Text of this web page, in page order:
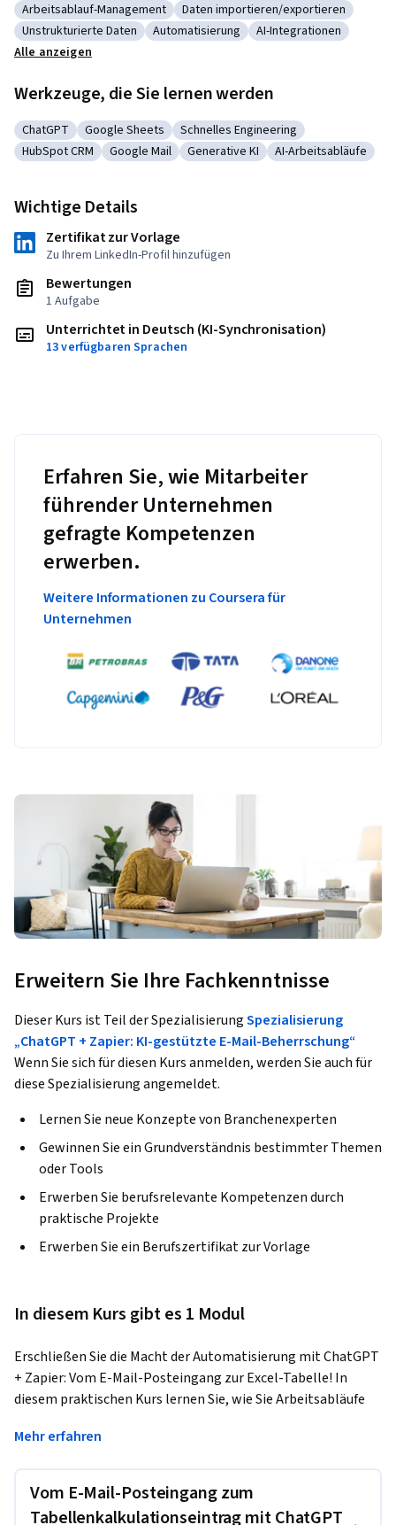
Kategorie: Arbeitsablauf-Management
Arbeitsablauf-Management Kategorie: Daten importieren/
Daten importieren/exportieren
Kategorie: Unstrukturierte Daten
Unstrukturierte Daten Kategorie: Automatisierung
Automatisierung Kategorie: AI-
AI-Integrationen
Alle anzeigen
Werkzeuge, die Sie lernen werden
Kategorie: ChatGPT
ChatGPT Kategorie: Google Sheets
Google Sheets Kategorie: Schnelles Engineering
Schnelles Engineering
Kategorie: HubSpot CRM
HubSpot CRM Kategorie: Google Mail
Google Mail Kategorie: Generative KI
Generative KI Kategorie: AI-
AI-Arbeitsabläufe
Wichtige Details
Zertifikat zur Vorlage
Zu Ihrem LinkedIn-Profil hinzufügen
Bewertungen
1 Aufgabe
Unterrichtet in Deutsch (KI-Synchronisation)
13 verfügbaren Sprachen
Erfahren Sie, wie Mitarbeiter
führender Unternehmen
gefragte Kompetenzen
erwerben.
Weitere Informationen zu Coursera für
Unternehmen
Erweitern Sie Ihre Fachkenntnisse
Dieser Kurs ist Teil der SpezialisierungSpezialisierung
„ChatGPT + Zapier: KI-gestützte E-Mail-Beherrschung“
Wenn Sie sich für diesen Kurs anmelden, werden Sie auch für
diese Spezialisierung angemeldet.
Lernen Sie neue Konzepte von Branchenexperten
Gewinnen Sie ein Grundverständnis bestimmter Themen
oder Tools
Erwerben Sie berufsrelevante Kompetenzen durch
praktische Projekte
Erwerben Sie ein Berufszertifikat zur Vorlage
In diesem Kurs gibt es 1 Modul
Erschließen Sie die Macht der Automatisierung mit ChatGPT
+ Zapier: Vom E-Mail-Posteingang zur Excel-Tabelle! In
diesem praktischen Kurs lernen Sie, wie Sie Arbeitsabläufe
aus Ihrem E-Mail-Posteingang extrahieren und mühelos in
Ausgaben nachverfolgen, Umzusetzende Maßnahmen
protokollieren, Kundenrezensionen sammeln oder
Mehr erfahren
Vom E-Mail-Posteingang zum
Tabellenkalkulationseintrag mit ChatGPT